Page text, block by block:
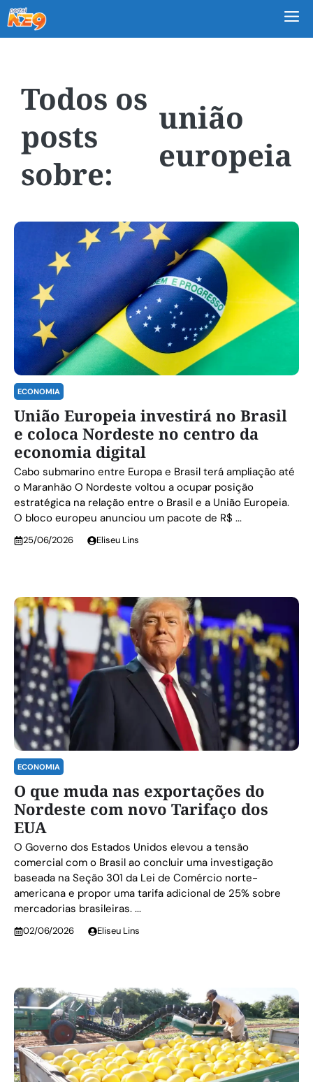
união
europeia
ECONOMIA
União Europeia investirá no Brasil
e coloca Nordeste no centro da
economia digital
Cabo submarino entre Europa e Brasil terá ampliação até
o Maranhão O Nordeste voltou a ocupar posição
estratégica na relação entre o Brasil e a União Europeia.
O bloco europeu anunciou um pacote de R$ ...
25/06/2026 Eliseu Lins
ECONOMIA
O que muda nas exportações do
Nordeste com novo Tarifaço dos
EUA
O Governo dos Estados Unidos elevou a tensão
comercial com o Brasil ao concluir uma investigação
baseada na Seção 301 da Lei de Comércio norte-
americana e propor uma tarifa adicional de 25% sobre
mercadorias brasileiras. ...
02/06/2026 Eliseu Lins